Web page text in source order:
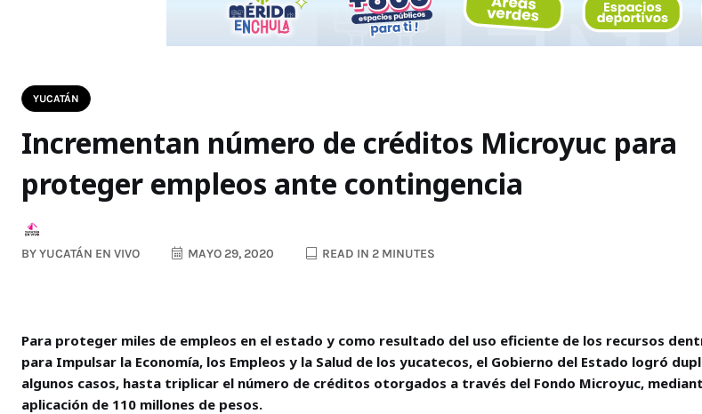
YUCATÁN
Incrementan número de créditos Microyuc para
proteger empleos ante contingencia
BYYUCATÁN EN VIVO MAYO 29, 2020 READ IN 2 MINUTES
Para proteger miles de empleos en el estado y como resultado del uso eficiente de los recursos
para Impulsar la Economía, los Empleos y la Salud de los yucatecos, el Gobierno del Estado logró
algunos casos, hasta triplicar el número de créditos otorgados a través del Fondo Microyuc,
aplicación de 110 millones de pesos.